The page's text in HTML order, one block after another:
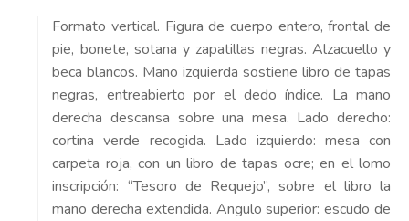
Formato vertical. Figura de cuerpo entero, frontal de
pie, bonete, sotana y zapatillas negras. Alzacuello y
beca blancos. Mano izquierda sostiene libro de tapas
negras, entreabierto por el dedo índice. La mano
derecha descansa sobre una mesa. Lado derecho:
cortina verde recogida. Lado izquierdo: mesa con
carpeta roja, con un libro de tapas ocre; en el lomo
inscripción: “Tesoro de Requejo”, sobre el libro la
mano derecha extendida. Angulo superior: escudo de